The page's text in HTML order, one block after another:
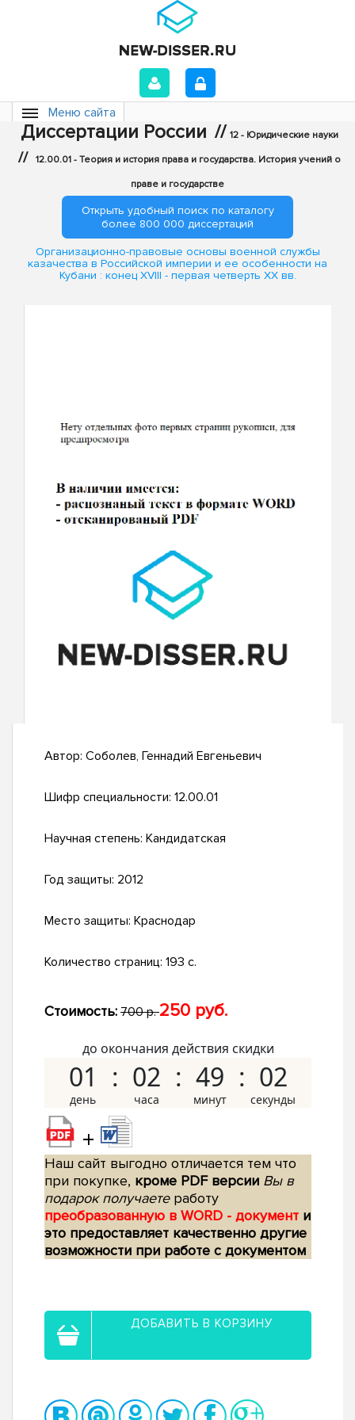
Меню сайта
Диссертации России // 12 - Юридические науки
// 12.00.01 - Теория и история права и государства. История учений о
праве и государстве
Открыть удобный поиск по каталогу
более 800 000 диссертаций
Организационно-правовые основы военной службы
казачества в Российской империи и ее особенности на
Кубани : конец XVIII - первая четверть XX вв.
Автор: Соболев, Геннадий Евгеньевич
Шифр специальности: 12.00.01
Научная степень: Кандидатская
Год защиты: 2012
Место защиты: Краснодар
Количество страниц: 193 с.
Стоимость: 700 р.250 руб.
до окончания действия скидки
01 02 49 01
+
Наш сайт выгодно отличается тем что
при покупке, кроме PDF версии Вы в
подарок получаетеработу
преобразованную в WORD - документ и
это предоставляет качественно другие
возможности при работе с документом
ДОБАВИТЬ В КОРЗИНУ